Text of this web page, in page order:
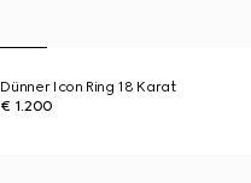
Dünner Icon Ring 18 Karat
€ 1.200